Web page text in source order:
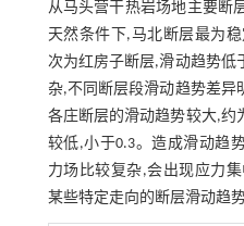
从马头营干热岩场地主要断
天然条件下,马北断层最为
次为红房子断层,滑动趋势低
杂,不同断层段滑动趋势差异
各庄断层的滑动趋势较大,约
较低,小于0.3。造成滑动趋
力场比较复杂,会出现应力
某些特定走向的断层滑动趋势